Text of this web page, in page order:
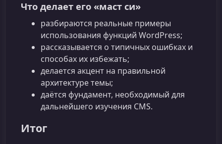
Что делает его «маст си»
разбираются реальные примеры
использования функций WordPress;
рассказывается о типичных ошибках и
способах их избежать;
делается акцент на правильной
архитектуре темы;
даётся фундамент, необходимый для
дальнейшего изучения CMS.
Итог